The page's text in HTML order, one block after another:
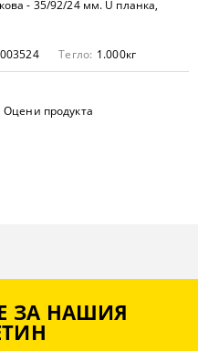
- 35/92/24 мм. U планка,
Тегло: 1.000кг
Оцени продукта
ЗА НАШИЯ